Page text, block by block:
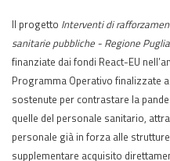
Il progetto Interventi di
sanitarie pubbliche - Regione Puglia
finanziate dai fondi React-EU
Programma Operativo finalizzate
sostenute per contrastare la
quelle del personale sanitario,
personale già in forza alle
supplementare acquisito